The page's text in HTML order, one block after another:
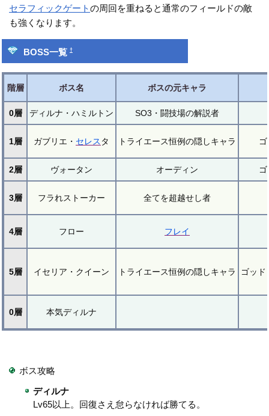
セラフィックゲートの周回を重ねると通常のフィールドの敵
も強くなります。
BOSS一覧 †
階層 ボス名 ボスの元キャラ
0層 ディルナ・ハミルトン SO3・闘技場の解説者
1層 ガブリエ・ セレス タ トライエース恒例の隠しキャラ
2層 ヴォータン オーディン
3層 フラれストーカー 全てを超越せし者
4層 フロー フレイ
5層 イセリア・クイーン トライエース恒例の隠しキャラ ゴッド
0層 本気ディルナ
ボス攻略
ディルナ
Lv65以上。回復さえ怠らなければ勝てる。